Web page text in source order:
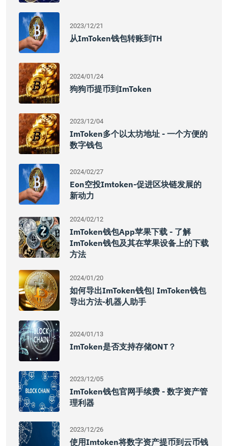
2023/12/21
从imToken钱包转账到TH
2024/01/24
狗狗币提币到imToken
2023/12/04
ImToken多个以太坊地址 - 一个方便的
数字钱包
2024/02/27
Eon空投imtoken-促进区块链发展的
新动力
2024/02/12
ImToken钱包App苹果下载 - 了解
ImToken钱包及其在苹果设备上的下载
方法
2024/01/20
如何导出imToken钱包| ImToken钱包
导出方法-机器人助手
2024/01/13
ImToken是否支持存储ONT？
2023/12/05
ImToken钱包官网手续费 - 数字资产管
理利器
2023/12/26
使用Imtoken将数字资产提币到云币钱